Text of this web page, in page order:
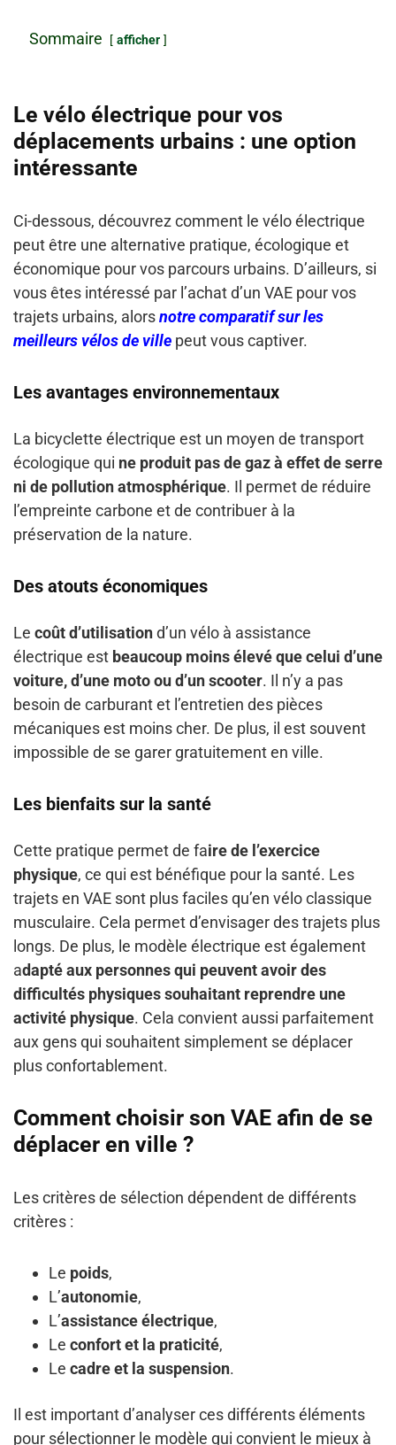
Sommaire afficher
Le vélo électrique pour vos
déplacements urbains : une option
intéressante
Ci-dessous, découvrez comment le vélo électrique
peut être une alternative pratique, écologique et
économique pour vos parcours urbains. D’ailleurs, si
vous êtes intéressé par l’achat d’un VAE pour vos
trajets urbains, alorsnotre comparatif sur les
meilleurs vélos de ville peut vous captiver.
Les avantages environnementaux
La bicyclette électrique est un moyen de transport
écologique qui ne produit pas de gaz à effet de serre
ni de pollution atmosphérique. Il permet de réduire
l’empreinte carbone et de contribuer à la
préservation de la nature.
Des atouts économiques
Le coût d’utilisationd’un vélo à assistance
électrique est beaucoup moins élevé que celui d’une
voiture, d’une moto ou d’un scooter. Il n’y a pas
besoin de carburant et l’entretien des pièces
mécaniques est moins cher. De plus, il est souvent
impossible de se garer gratuitement en ville.
Les bienfaits sur la santé
Cette pratique permet de faire de l’exercice
physique, ce qui est bénéfique pour la santé. Les
trajets en VAE sont plus faciles qu’en vélo classique
musculaire. Cela permet d’envisager des trajets plus
longs. De plus, le modèle électrique est également
adapté aux personnes qui peuvent avoir des
difficultés physiques souhaitant reprendre une
activité physique. Cela convient aussi parfaitement
aux gens qui souhaitent simplement se déplacer
plus confortablement.
Comment choisir son VAE afin de se
déplacer en ville ?
Les critères de sélection dépendent de différents
critères :
Le poids,
L’autonomie,
L’assistance électrique,
Le confort et la praticité,
Le cadre et la suspension.
Il est important d’analyser ces différents éléments
pour sélectionner le modèle qui convient le mieux à